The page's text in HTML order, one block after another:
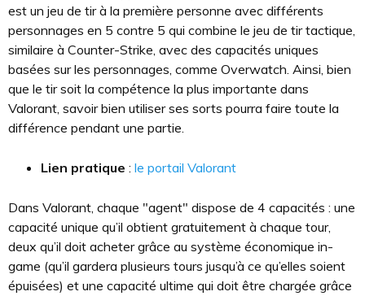
est un jeu de tir à la première personne avec différents
personnages en 5 contre 5 qui combine le jeu de tir tactique,
similaire à Counter-Strike, avec des capacités uniques
basées sur les personnages, comme Overwatch. Ainsi, bien
que le tir soit la compétence la plus importante dans
Valorant, savoir bien utiliser ses sorts pourra faire toute la
différence pendant une partie.
Lien pratique : le portail Valorant
Dans Valorant, chaque "agent" dispose de 4 capacités : une
capacité unique qu’il obtient gratuitement à chaque tour,
deux qu’il doit acheter grâce au système économique in-
game (qu’il gardera plusieurs tours jusqu’à ce qu’elles soient
épuisées) et une capacité ultime qui doit être chargée grâce